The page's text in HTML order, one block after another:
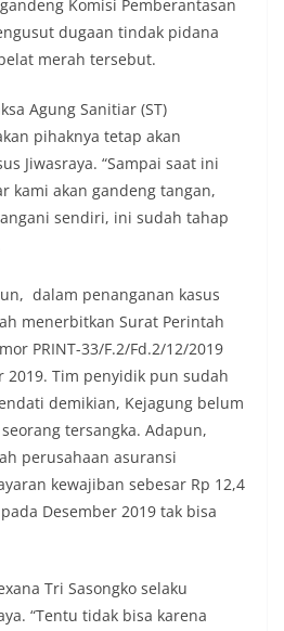
Komisi Pemberantasan
dugaan tindak pidana
merah tersebut.
Agung Sanitiar (ST)
pihaknya tetap akan
Jiwasraya. “Sampai saat ini
kami akan gandeng tangan,
sendiri, ini sudah tahap
dalam penanganan kasus
menerbitkan Surat Perintah
PRINT-33/F.2/Fd.2/12/2019
2019. Tim penyidik pun sudah
demikian, Kejagung belum
tersangka. Adapun,
perusahaan asuransi
kewajiban sebesar Rp 12,4
Desember 2019 tak bisa
Tri Sasongko selaku
“Tentu tidak bisa karena